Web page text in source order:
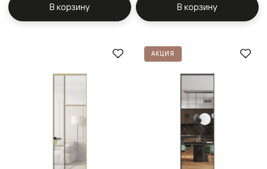
В корзину В корзину
АКЦИЯ